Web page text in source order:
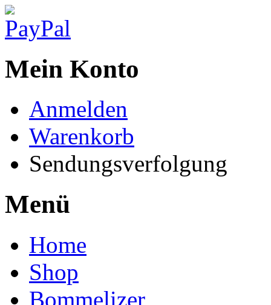
Mein Konto
Anmelden
Warenkorb
Sendungsverfolgung
Menü
Home
Shop
Bommelizer